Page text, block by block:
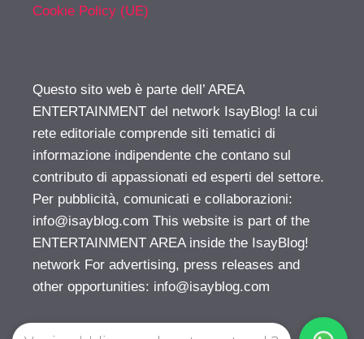
Cookie Policy (UE)
Questo sito web è parte dell’ AREA
ENTERTAINMENT del network IsayBlog! la cui
rete editoriale comprende siti tematici di
informazione indipendente che contano sul
contributo di appassionati ed esperti del settore.
Per pubblicità, comunicati e collaborazioni:
info@isayblog.com This website is part of the
ENTERTAINMENT AREA inside the IsayBlog!
network For advertising, press releases and
other opportunities: info@isayblog.com